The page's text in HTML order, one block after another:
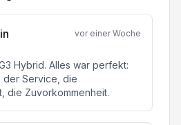
vor einer Woche
Hybrid. Alles war perfekt:
der Service, die
die Zuvorkommenheit.